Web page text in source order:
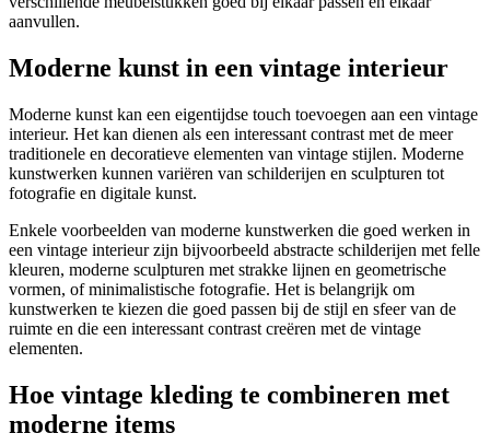
aanvullen.
Moderne kunst in een vintage interieur
Moderne kunst kan een eigentijdse touch toevoegen aan een vintage
interieur. Het kan dienen als een interessant contrast met de meer
traditionele en decoratieve elementen van vintage stijlen. Moderne
kunstwerken kunnen variëren van schilderijen en sculpturen tot
fotografie en digitale kunst.
Enkele voorbeelden van moderne kunstwerken die goed werken in
een vintage interieur zijn bijvoorbeeld abstracte schilderijen met felle
kleuren, moderne sculpturen met strakke lijnen en geometrische
vormen, of minimalistische fotografie. Het is belangrijk om
kunstwerken te kiezen die goed passen bij de stijl en sfeer van de
ruimte en die een interessant contrast creëren met de vintage
elementen.
Hoe vintage kleding te combineren met
moderne items